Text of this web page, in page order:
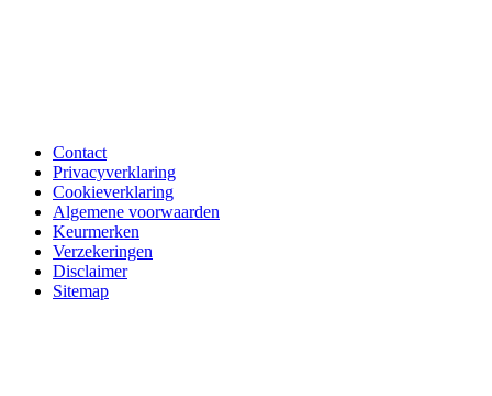
Contact
Privacyverklaring
Cookieverklaring
Algemene voorwaarden
Keurmerken
Verzekeringen
Disclaimer
Sitemap